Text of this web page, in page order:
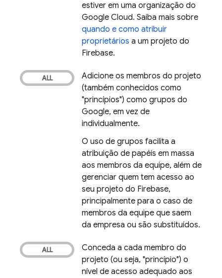
estiver em uma organização do
Google Cloud. Saiba mais sobre
quando e como atribuir
proprietários a um projeto do
Firebase.
Adicione os membros do projeto
(também conhecidos como
"princípios") como grupos do
Google, em vez de
individualmente.
O uso de grupos facilita a
atribuição de papéis em massa
aos membros da equipe, além de
gerenciar quem tem acesso ao
seu projeto do Firebase,
principalmente para o caso de
membros da equipe que saem
da empresa ou são substituídos.
Conceda a cada membro do
projeto (ou seja, "princípio") o
nível de acesso adequado aos